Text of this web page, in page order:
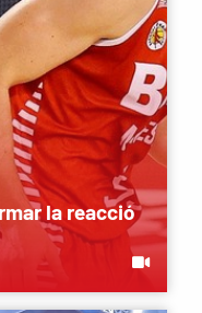
la reacció